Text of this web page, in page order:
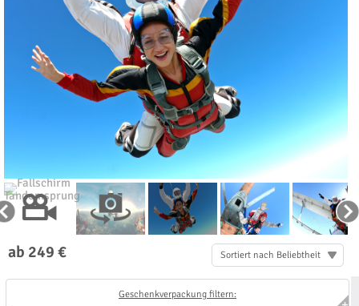
ab 249 € Sortiert nach Beliebtheit
Geschenkverpackung filtern: